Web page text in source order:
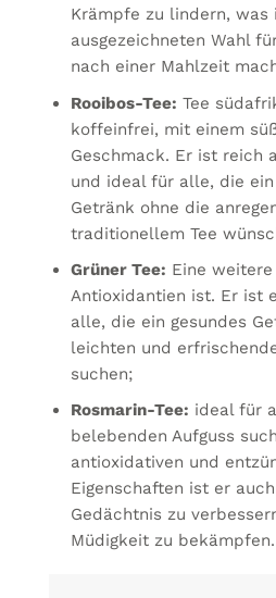
Krämpfe zu lindern, was
ausgezeichneten Wahl
nach einer Mahlzeit
Rooibos-Tee: Tee
koffeinfrei, mit einem
Geschmack. Er ist reich
und ideal für alle, die
Getränk ohne die
traditionellem Tee
Grüner Tee: Eine
Antioxidantien ist. Er ist
alle, die ein gesundes
leichten und
suchen;
Rosmarin-Tee: ideal für
belebenden Aufguss
antioxidativen und
Eigenschaften ist er
Gedächtnis zu
Müdigkeit zu bekämpfen.